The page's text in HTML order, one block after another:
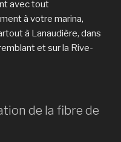
avec tout
à votre marina,
à Lanaudière, dans
et sur la Rive-
de la fibre de